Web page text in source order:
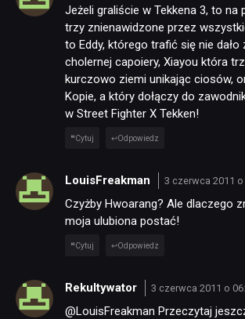
PUBLICYSTYKA
KULTURA
RETRO
TECHNOLOGIE
DYSKUSJE
JUŻ GRALIŚMY
Jeżeli graliście w Tekkena 3, to na
trzy znienawidzone przez
to Eddy, którego trafić się nie dało
cholernej capoiery, Xiayou która
kurczowo ziemi unikając ciosów,
Kopie, a który dołączy do
w Street Fighter X Tekken!
Cytuj Odpowiedz
LouisFreakman 3 czerwca 2011 o
Czyżby Hwoarang? Ale dlaczego
moja ulubiona postać!
Cytuj Odpowiedz
Rekultywator 3 czerwca 2011 o
@LouisFreakman Przeczytaj